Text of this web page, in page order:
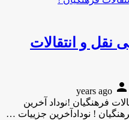
نقل و انتقالات
person
فرهنگیان !نوداد آخرین
! نودادآخرین جزییات …